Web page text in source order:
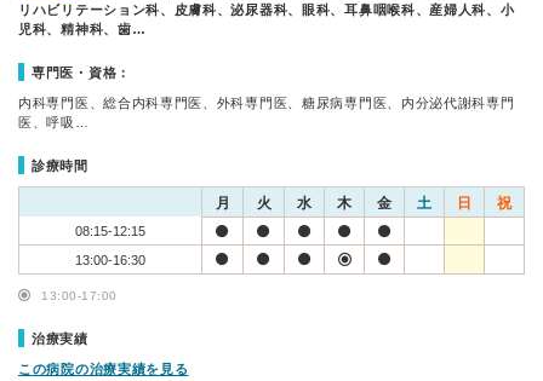
リハビリテーション科、皮膚科、泌尿器科、眼科、耳鼻咽喉科、産婦人科、小
児科、精神科、歯…
専門医・資格：
内科専門医、総合内科専門医、外科専門医、糖尿病専門医、内分泌代謝科専門
医、呼吸…
診療時間
月 火 水 木 金 土 日 祝
08:15-12:15
13:00-16:30
13:00-17:00
治療実績
この病院の治療実績を見る